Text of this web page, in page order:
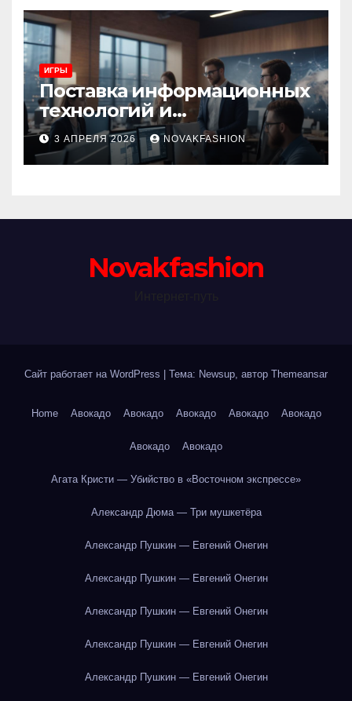
ИГРЫ
Поставка информационных
технологий и
инновационные решения
3 АПРЕЛЯ 2026 NOVAKFASHION
Novakfashion
Сайт работает на WordPress Тема: Newsup, автор Themeansar
Home Авокадо Авокадо Авокадо Авокадо Авокадо
Авокадо Авокадо
Агата Кристи — Убийство в «Восточном экспрессе»
Александр Дюма — Три мушкетёра
Александр Пушкин — Евгений Онегин
Александр Пушкин — Евгений Онегин
Александр Пушкин — Евгений Онегин
Александр Пушкин — Евгений Онегин
Александр Пушкин — Евгений Онегин